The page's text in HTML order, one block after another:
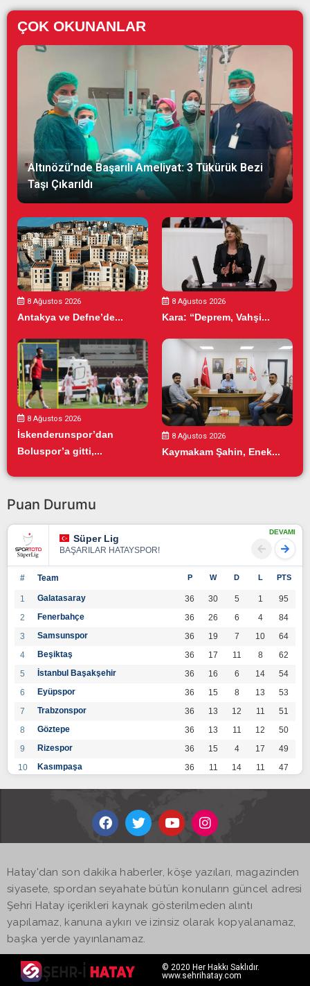
ÇOK OKUNANLAR
Altınözü’nde Başarılı Ameliyat: 3 Tükürük Bezi
Taşı Çıkarıldı
8 Ağustos 2026
Antakya ve Defne’de...
8 Ağustos 2026
Kara: “Deprem, Vahşi...
8 Ağustos 2026
İskenderunspor’dan
Boluspor’a gitti,...
8 Ağustos 2026
Kaymakam Şahin, Enek...
Puan Durumu
Süper Lig
BAŞARILAR HATAYSPOR!
DEVAMI
# Team P W D L PTS
1 Galatasaray 36 30 5 1
95
2
Fenerbahçe 36 26 6 4
84
3
Samsunspor 36 19 7 10
64
4
Beşiktaş 36 17 11 8
62
5
İstanbul Başakşehir 36 16 6 14
54
6
Eyüpspor 36 15 8 13
53
7
Trabzonspor 36 13 12 11
51
8
Göztepe 36 13 11 12
50
9
Rizespor 36 15 4 17
49
10
Kasımpaşa 36 11 14 11
47
36 12
14
Kayserispor 36 11 12 13
45
17
Hatayspor 36
19
Adana Demirspor
Hatay'dan son dakika haberler, köşe yazıları, magazinden
siyasete, spordan seyahate bütün konuların güncel adresi
Şehri Hatay içerikleri kaynak gösterilmeden alıntı
yapılamaz, kanuna aykırı ve izinsiz olarak kopyalanamaz,
başka yerde yayınlanamaz.
© 2020 Her Hakkı Saklıdır.
www.sehrihatay.com